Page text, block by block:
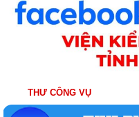
THƯ CÔNG VỤ